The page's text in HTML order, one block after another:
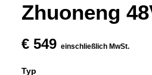
Zhuoneng
€ 549 einschließlich MwSt.
Typ